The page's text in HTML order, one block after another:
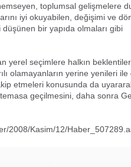
toplumsal gelişmelere
iyi okuyabilen, değişimi ve
bir yapıda olmaları gibi
yerel seçimlere halkın
olamayanların yerine yenileri
etmeleri konusunda da
geçilmesini, daha sonra
2008/Kasim/12/